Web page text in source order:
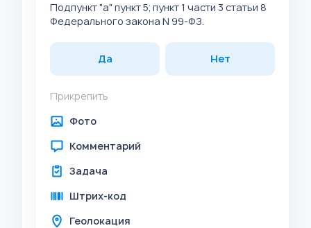
Подпункт "а" пункт 5; пункт 1 части 3 статьи 8
Федерального закона N 99-ФЗ.
Да Нет
Прикрепить
Фото
Комментарий
Задача
Штрих-код
Геолокация